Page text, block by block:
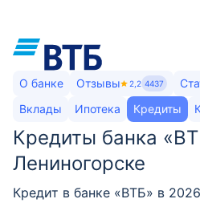
О банке Отзывы 2,2 4437
Вклады
Ипотека Кредиты
Кредиты банка
Лениногорске
Кредит в банке «ВТБ» в